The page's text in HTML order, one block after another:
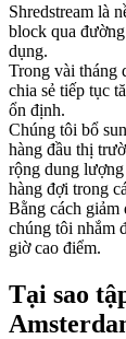
Shredstream là
block qua
dụng.
Trong vài tháng
chia sẻ tiếp tục
ổn định.
Chúng tôi bổ
hàng đầu thị
rộng dung lượng
hàng đợi trong
Bằng cách giảm
chúng tôi nhắm
giờ cao điểm.
Tại sao